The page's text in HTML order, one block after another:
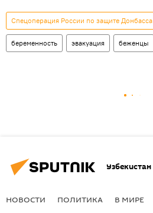
Спецоперация России по защите Донбасса
беременность эвакуация беженцы
Узбекистан
НОВОСТИ ПОЛИТИКА В МИРЕ